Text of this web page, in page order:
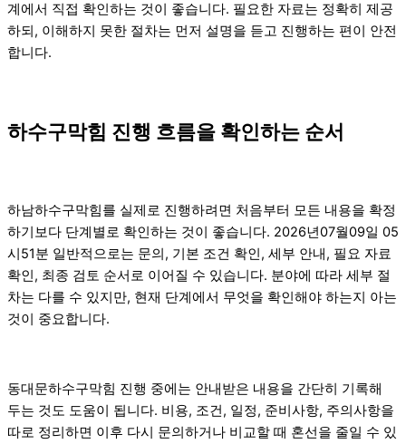
계에서 직접 확인하는 것이 좋습니다. 필요한 자료는 정확히 제공
하되, 이해하지 못한 절차는 먼저 설명을 듣고 진행하는 편이 안전
합니다.
하수구막힘 진행 흐름을 확인하는 순서
하남하수구막힘를 실제로 진행하려면 처음부터 모든 내용을 확정
하기보다 단계별로 확인하는 것이 좋습니다. 2026년07월09일 05
시51분 일반적으로는 문의, 기본 조건 확인, 세부 안내, 필요 자료
확인, 최종 검토 순서로 이어질 수 있습니다. 분야에 따라 세부 절
차는 다를 수 있지만, 현재 단계에서 무엇을 확인해야 하는지 아는
것이 중요합니다.
동대문하수구막힘 진행 중에는 안내받은 내용을 간단히 기록해
두는 것도 도움이 됩니다. 비용, 조건, 일정, 준비사항, 주의사항을
따로 정리하면 이후 다시 문의하거나 비교할 때 혼선을 줄일 수 있